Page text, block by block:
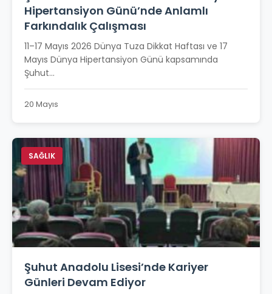
Hipertansiyon Günü’nde Anlamlı
Farkındalık Çalışması
11–17 Mayıs 2026 Dünya Tuza Dikkat Haftası ve 17
Mayıs Dünya Hipertansiyon Günü kapsamında
Şuhut...
20 Mayıs
SAĞLIK
Şuhut Anadolu Lisesi’nde Kariyer
Günleri Devam Ediyor